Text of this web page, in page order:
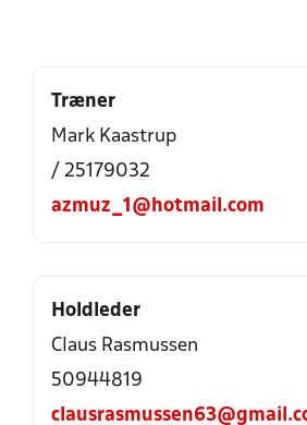
Træner
Mark Kaastrup
/ 25179032
azmuz_1@hotmail.com
Holdleder
Claus Rasmussen
50944819